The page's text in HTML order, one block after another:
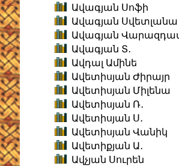
Ավագյան Սոֆի
Ավագյան Սվետլանա
Ավագյան
Ավագյան Տ․
Ավդալ Ամինե
Ավետիսյան Ժիրայր
Ավետիսյան Միլենա
Ավետիսյան Ռ․
Ավետիսյան Ս․
Ավետիսյան Վանիկ
Ավետիքյան Ա․
Ավչյան Սուրեն